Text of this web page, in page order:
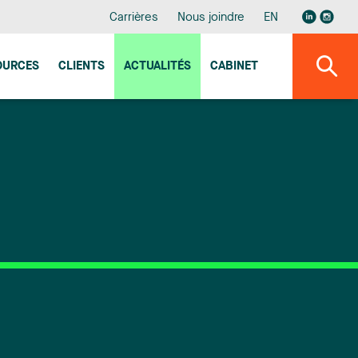
Carrières Nous joindre EN
CLIENTS ACTUALITÉS CABINET